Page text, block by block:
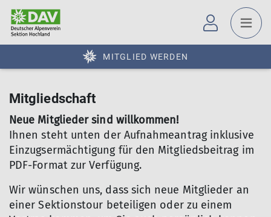
MITGLIED WERDEN
Mitgliedschaft
Neue Mitglieder sind willkommen!
Ihnen steht unten der Aufnahmeantrag inklusive
Einzugsermächtigung für den Mitgliedsbeitrag im
PDF-Format zur Verfügung.
Wir wünschen uns, dass sich neue Mitglieder an
einer Sektionstour beteiligen oder zu einem